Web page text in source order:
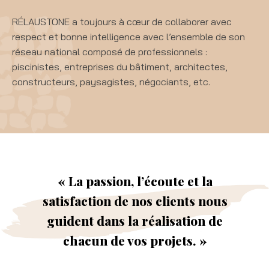
RÉLAUSTONE a toujours à cœur de collaborer avec
respect et bonne intelligence avec l’ensemble de son
réseau national composé de professionnels :
piscinistes, entreprises du bâtiment, architectes,
constructeurs, paysagistes, négociants, etc.
« La passion, l’écoute et la
satisfaction de nos clients nous
guident dans la réalisation de
chacun de vos projets. »